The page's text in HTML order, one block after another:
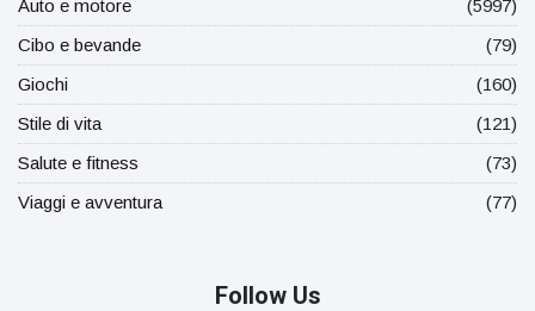
Auto e motore
(5997)
Cibo e bevande
(79)
Giochi
(160)
Stile di vita
(121)
Salute e fitness
(73)
Viaggi e avventura
(77)
Follow Us